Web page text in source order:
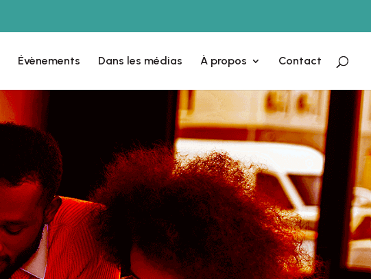
Évènements Dans les médias À propos Contact